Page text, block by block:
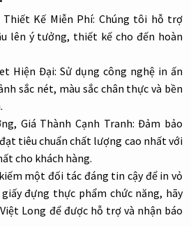
Thiết Kế Miễn Phí: Chúng tôi hỗ trợ
lên ý tưởng, thiết kế cho đến hoàn
Hiện Đại: Sử dụng công nghệ in ấn
sắc nét, màu sắc chân thực và bền
Giá Thành Cạnh Tranh: Đảm bảo
tiêu chuẩn chất lượng cao nhất với
cho khách hàng.
một đối tác đáng tin cậy để in vỏ
đựng thực phẩm chức năng, hãy
Long để được hỗ trợ và nhận báo